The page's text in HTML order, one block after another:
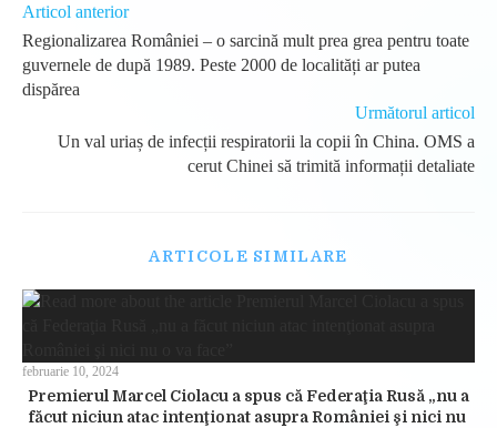
Read
more
articles
Articol anterior
Regionalizarea României – o sarcină mult prea grea pentru toate
guvernele de după 1989. Peste 2000 de localități ar putea
dispărea
Următorul articol
Un val uriaș de infecții respiratorii la copii în China. OMS a
cerut Chinei să trimită informații detaliate
ARTICOLE SIMILARE
Premierul Marcel Ciolacu a spus că Federaţia Rusă „nu a
făcut niciun atac intenţionat asupra României şi nici nu
februarie 10, 2024